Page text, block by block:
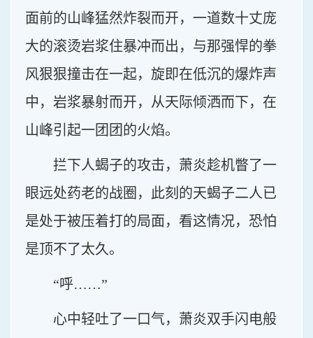
面前的山峰猛然炸裂而开，一道数十丈庞
大的滚烫岩浆住暴冲而出，与那强悍的拳
风狠狠撞击在一起，旋即在低沉的爆炸声
中，岩浆暴射而开，从天际倾洒而下，在
山峰引起一团团的火焰。
拦下人蝎子的攻击，萧炎趁机瞥了一
眼远处药老的战圈，此刻的天蝎子二人已
是处于被压着打的局面，看这情况，恐怕
是顶不了太久。
“呼……”
心中轻吐了一口气，萧炎双手闪电般